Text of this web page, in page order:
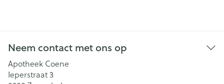
Neem contact met ons op
Apotheek Coene
Ieperstraat 3